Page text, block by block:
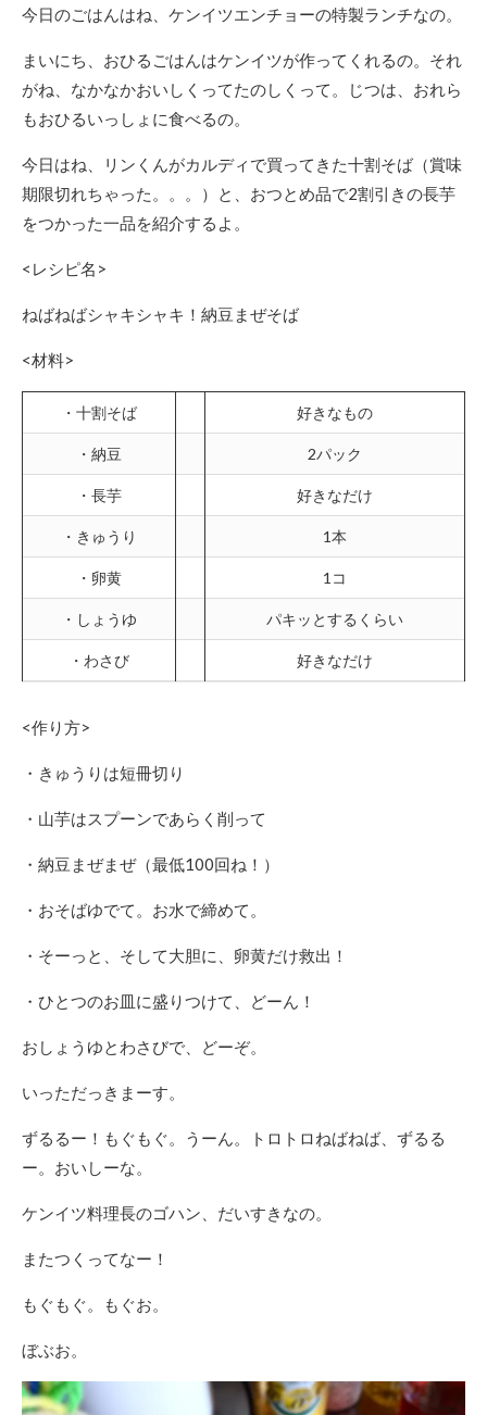
今日のごはんはね、ケンイツエンチョーの特製ランチなの。
まいにち、おひるごはんはケンイツが作ってくれるの。それ
がね、なかなかおいしくってたのしくって。じつは、おれら
もおひるいっしょに食べるの。
今日はね、リンくんがカルディで買ってきた十割そば（賞味
期限切れちゃった。。。）と、おつとめ品で2割引きの長芋
をつかった一品を紹介するよ。
<レシピ名>
ねばねばシャキシャキ！納豆まぜそば
<材料>
・十割そば 好きなもの
・納豆 2パック
・長芋 好きなだけ
・きゅうり 1本
・卵黄 1コ
・しょうゆ パキッとするくらい
・わさび 好きなだけ
<作り方>
・きゅうりは短冊切り
・山芋はスプーンであらく削って
・納豆まぜまぜ（最低100回ね！）
・おそばゆでて。お水で締めて。
・そーっと、そして大胆に、卵黄だけ救出！
・ひとつのお皿に盛りつけて、どーん！
おしょうゆとわさびで、どーぞ。
いっただっきまーす。
ずるるー！もぐもぐ。うーん。トロトロねばねば、ずるる
ー。おいしーな。
ケンイツ料理長のゴハン、だいすきなの。
またつくってなー！
もぐもぐ。もぐお。
ぼぶお。